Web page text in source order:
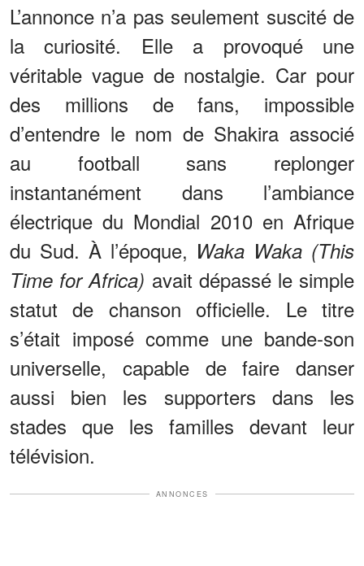
L’annonce n’a pas seulement suscité de
la curiosité. Elle a provoqué une
véritable vague de nostalgie. Car pour
des millions de fans, impossible
d’entendre le nom de Shakira associé
au football sans replonger
instantanément dans l’ambiance
électrique du Mondial 2010 en Afrique
du Sud. À l’époque, Waka Waka (This
Time for Africa) avait dépassé le simple
statut de chanson officielle. Le titre
s’était imposé comme une bande-son
universelle, capable de faire danser
aussi bien les supporters dans les
stades que les familles devant leur
télévision.
ANNONCES